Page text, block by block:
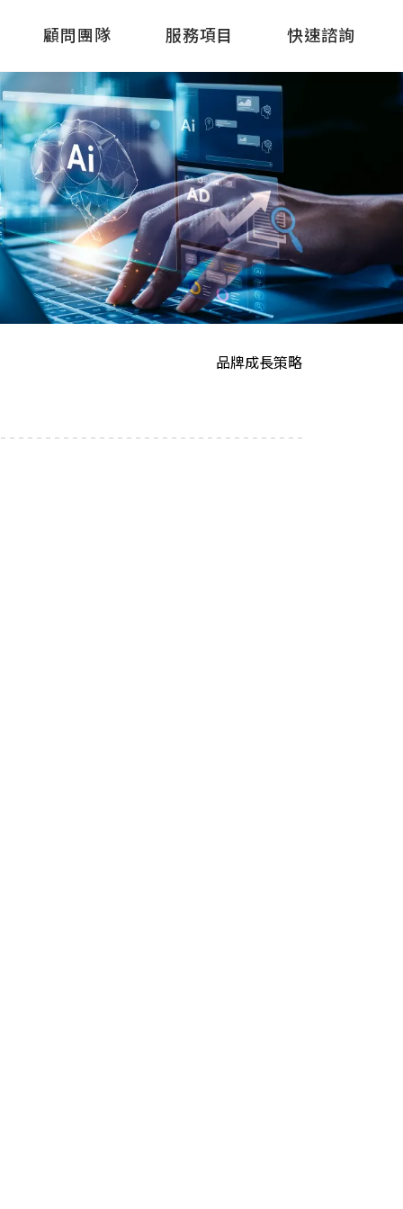
顧問團隊 服務項目 快速諮詢
品牌成長策略